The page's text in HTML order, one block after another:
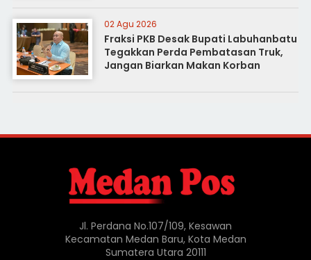
02 Agu 2026
Fraksi PKB Desak Bupati Labuhanbatu
Tegakkan Perda Pembatasan Truk,
Jangan Biarkan Makan Korban
Jl. Perdana No.107/109, Kesawan
Kecamatan Medan Baru, Kota Medan
Sumatera Utara 20111